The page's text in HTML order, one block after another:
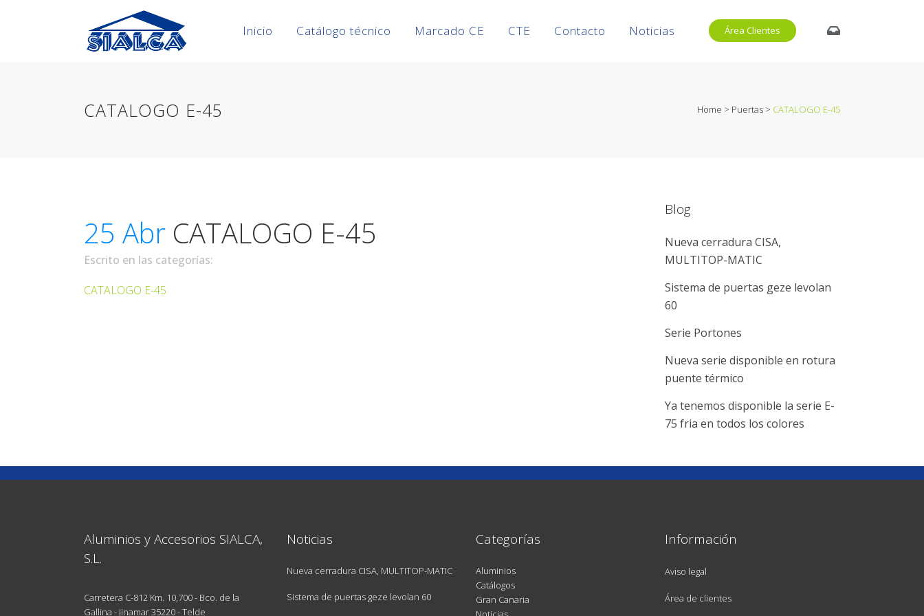
Área Clientes
Inicio Catálogo técnico Marcado CE CTE Contacto Noticias
CATALOGO E-45 Home > Puertas > CATALOGO E-45
25 Abr CATALOGO E-45
Escrito en las categorías:
CATALOGO E-45
Blog
Nueva cerradura CISA,
MULTITOP-MATIC
Sistema de puertas geze levolan
60
Serie Portones
Nueva serie disponible en rotura
puente térmico
Ya tenemos disponible la serie E-
75 fria en todos los colores
Aluminios y Accesorios SIALCA,
S.L.
Carretera C-812 Km. 10,700 - Bco. de la
Gallina - Jinamar 35220 - Telde
Noticias
Nueva cerradura CISA, MULTITOP-MATIC
Sistema de puertas geze levolan 60
Categorías
Aluminios
Catálogos
Gran Canaria
Información
Aviso legal
Área de clientes